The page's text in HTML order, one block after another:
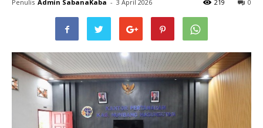
Penulis Admin SabanaKaba - 3 April 2026 0
219